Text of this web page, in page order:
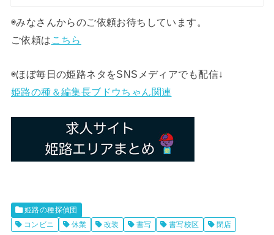
◉みなさんからのご依頼お待ちしています。
ご依頼は こちら
◉ほぼ毎日の姫路ネタをSNSメディアでも配信↓
姫路の種＆編集長ブドウちゃん関連
姫路の種探偵団
コンビニ
休業 改装 書写 書写校区 閉店